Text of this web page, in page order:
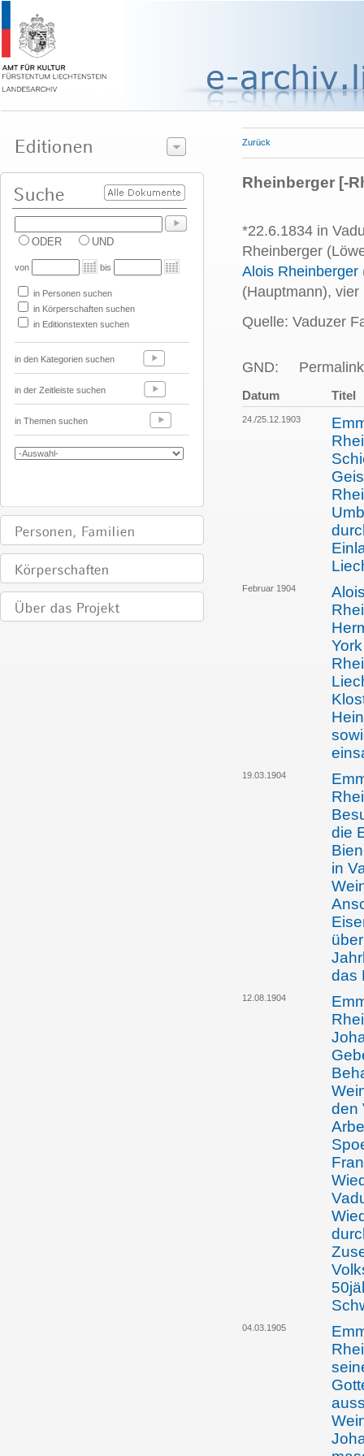
ODER UND
von bis
in Personen suchen
in Körperschaften suchen
in Editionstexten suchen
in den Kategorien suchen
in der Zeitleiste suchen
in Themen suchen
Zurück
Rheinberger [-
*22.6.1834 in
Rheinberger
Alois Rheinberger
(Hauptmann),
Quelle: Vaduzer
GND:
Datum Titel
24./25.12.1903
Februar 1904
19.03.1904
die
in
das
12.08.1904
den
04.03.1905